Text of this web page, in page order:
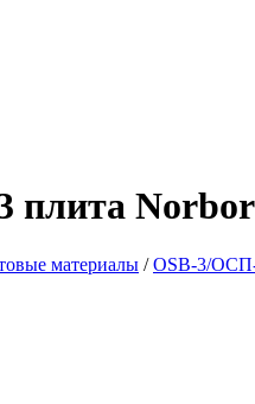
плита
материалы /OSB-3/